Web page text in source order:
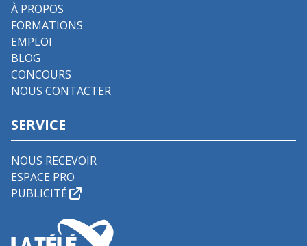
À PROPOS
FORMATIONS
EMPLOI
BLOG
CONCOURS
NOUS CONTACTER
SERVICE
NOUS RECEVOIR
ESPACE PRO
PUBLICITÉ